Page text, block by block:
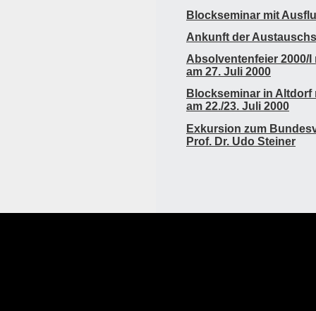
Blockseminar mit
Ankunft der
Absolventenfeier 2000/
am 27. Juli 2000
Blockseminar in
am 22./23. Juli 2000
Exkursion zum
Prof. Dr. Udo Steiner